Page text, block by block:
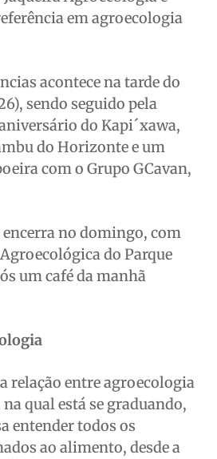
em agroecologia
acontece na tarde do
sendo seguido pela
do Kapi´xawa,
do Horizonte e um
com o Grupo GCavan,
no domingo, com
do Parque
um café da manhã
relação entre agroecologia
qual está se graduando,
entender todos os
ao alimento, desde a